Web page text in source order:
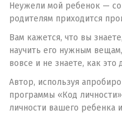
Неужели мой ребенок —
родителям приходится
Вам кажется, что вы
научить его нужным
вовсе и не знаете, как это
Автор, используя
программы «Код
личности вашего ребенка